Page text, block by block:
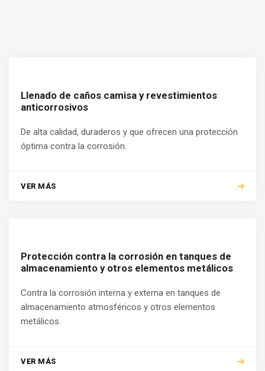
Llenado de caños camisa y revestimientos
anticorrosivos
De alta calidad, duraderos y que ofrecen una protección
óptima contra la corrosión.
VER MÁS
Protección contra la corrosión en tanques de
almacenamiento y otros elementos metálicos
Contra la corrosión interna y externa en tanques de
almacenamiento atmosféricos y otros elementos
metálicos.
VER MÁS